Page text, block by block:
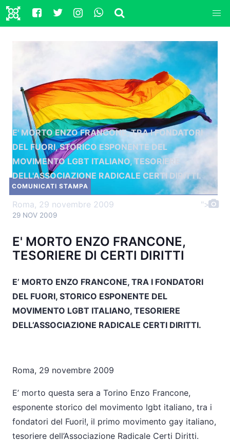
COMUNICATI STAMPA
E' MORTO ENZO FRANCONE, TRA I FONDATORI
DEL FUORI, STORICO ESPONENTE DEL
MOVIMENTO LGBT ITALIANO, TESORIERE
DELL'ASSOCIAZIONE RADICALE CERTI DIRITTI.
Roma, 29 novembre 2009 ">
29 NOV 2009
E' MORTO ENZO FRANCONE,
TESORIERE DI CERTI DIRITTI
E’ MORTO ENZO FRANCONE, TRA I FONDATORI
DEL FUORI, STORICO ESPONENTE DEL
MOVIMENTO LGBT ITALIANO, TESORIERE
DELL’ASSOCIAZIONE RADICALE CERTI DIRITTI.
Roma, 29 novembre 2009
E’ morto questa sera a Torino Enzo Francone,
esponente storico del movimento lgbt italiano, tra i
fondatori del Fuori!, il primo movimento gay italiano,
tesoriere dell’Associazione Radicale Certi Diritti.